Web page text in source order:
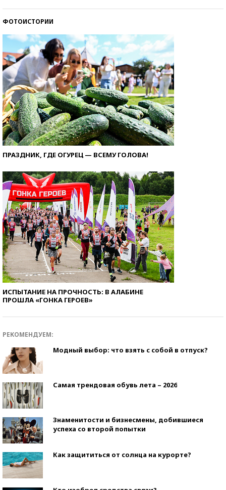
ФОТОИСТОРИИ
ПРАЗДНИК, ГДЕ ОГУРЕЦ — ВСЕМУ ГОЛОВА!
ИСПЫТАНИЕ НА ПРОЧНОСТЬ: В АЛАБИНЕ
ПРОШЛА «ГОНКА ГЕРОЕВ»
РЕКОМЕНДУЕМ:
Модный выбор: что взять с собой в отпуск?
Самая трендовая обувь лета – 2026
Знаменитости и бизнесмены, добившиеся
успеха со второй попытки
Как защититься от солнца на курорте?